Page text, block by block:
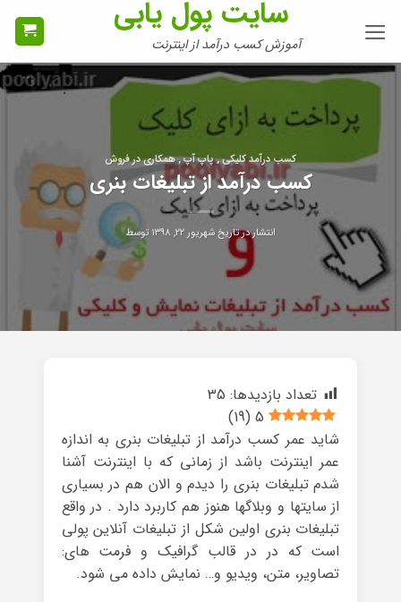
سایت پول یابی
آموزش کسب درآمد از اینترنت
کسب درآمد کلیکی , پاپ آپ , همکاری در فروش
کسب درآمد از تبلیغات بنری
انتشار در تاریخ شهریور ۲۲, ۱۳۹۸ توسط
تعداد بازدیدها: 35
5
(
19
)
شاید عمر کسب درآمد از تبلیغات بنری به اندازه
عمر اینترنت باشد از زمانی که با اینترنت آشنا
شدم تبلیغات بنری را دیدم و الان هم در بسیاری
از سایتها و وبلاگها هنوز هم کاربرد دارد . در واقع
تبلیغات بنری اولین شکل از تبلیغات آنلاین پولی
است که در در قالب گرافیک و فرمت های:
تصاویر، متن، ویدیو و… نمایش داده می شود.